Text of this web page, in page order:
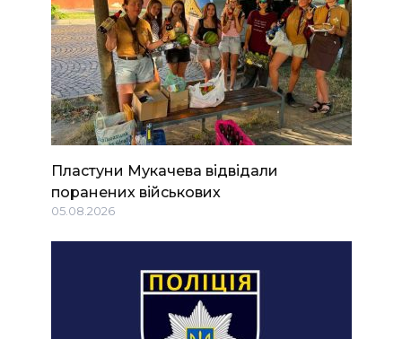
Пластуни Мукачева відвідали
поранених військових
05.08.2026